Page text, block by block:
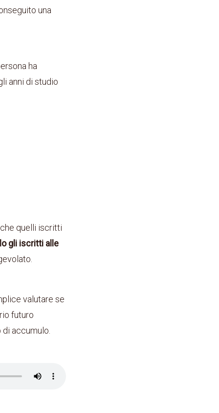
una
ha
anni di studio
quelli iscritti
gli iscritti alle
valutare se
futuro
accumulo.